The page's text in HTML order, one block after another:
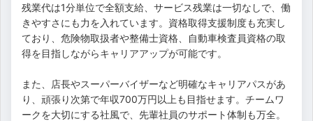
残業代は1分単位で全額支給、サービス残業は一切なしで、働
きやすさにも力を入れています。資格取得支援制度も充実し
ており、危険物取扱者や整備士資格、自動車検査員資格の取
得を目指しながらキャリアアップが可能です。
また、店長やスーパーバイザーなど明確なキャリアパスがあ
り、頑張り次第で年収700万円以上も目指せます。チームワ
ークを大切にする社風で、先輩社員のサポート体制も万全。